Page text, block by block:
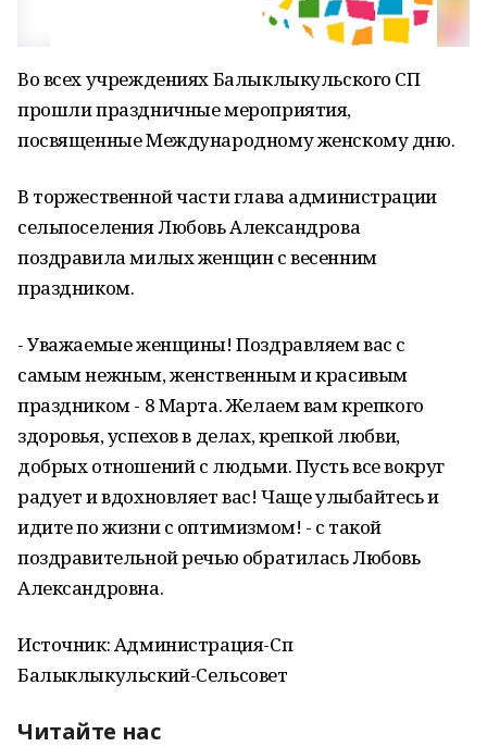
Во всех учреждениях Балыклыкульского СП
прошли праздничные мероприятия,
посвященные Международному женскому дню.
В торжественной части глава администрации
сельпоселения Любовь Александрова
поздравила милых женщин с весенним
праздником.
- Уважаемые женщины! Поздравляем вас с
самым нежным, женственным и красивым
праздником - 8 Марта. Желаем вам крепкого
здоровья, успехов в делах, крепкой любви,
добрых отношений с людьми. Пусть все вокруг
радует и вдохновляет вас! Чаще улыбайтесь и
идите по жизни с оптимизмом! - с такой
поздравительной речью обратилась Любовь
Александровна.
Источник: Администрация-Сп
Балыклыкульский-Сельсовет
Читайте нас